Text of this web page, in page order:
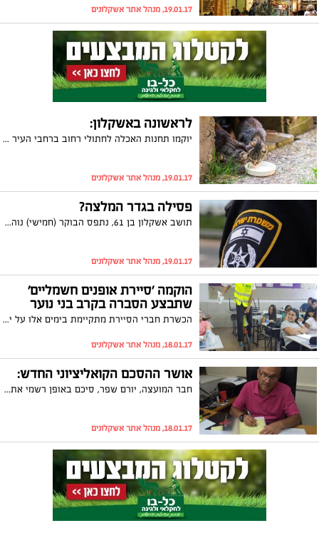
19.01.17, מנהל אתר אשקלונים
לראשונה באשקלון:
יוקמו תחנות האכלה לחתולי רחוב ברחבי העיר בשלב הראשון יוקמו כבר בחודשים הקרובים 14 תחנות. החתולים שיאכלו בתחנות האכלה יעוקרו ויסורסו על ידי השירות הווטרינרי העירוני ויחוסנו נגד כלבת
19.01.17, מנהל אתר אשקלונים
פסילה בגדר המלצה?
תושב אשקלון בן 61, נתפס הבוקר (חמישי) נוהג ברכבו למרות שהן רק לפני חודשיים נפסל רישיונו בבית המשפט. הנהג עוכב לחקירה במשטרה שבסיומה שוחרר בתנאים מגבילים. כתב אישום יוגש נגדו כבר בימים הקרובים
19.01.17, מנהל אתר אשקלונים
הוקמה 'סיירת אופנים חשמליים'
שתבצע הסברה בקרב בני נוער
הכשרת חברי הסיירת מתקיימת בימים אלו על ידי המטה העירוני לבטיחות בדרכים. כמו כן, התקיימה פעילות חווייתית בקרב תלמידי התיכונים בנושא הסכנות הטמונות ברכיבה על אופניים חשמליים
18.01.17, מנהל אתר אשקלונים
אושר ההסכם הקואליציוני החדש:
חבר המועצה, יורם שפר, סיכם באופן רשמי את חזרתו לקואליציה. במסגרת ההסכם, התחייבה הנהלת העיר להכפיל את תקציב איכות הסביבה
18.01.17, מנהל אתר אשקלונים